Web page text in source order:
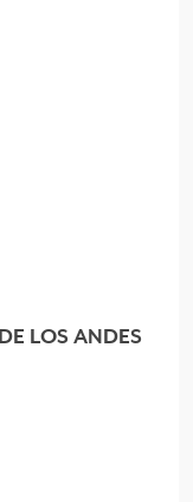
LOS ANDES